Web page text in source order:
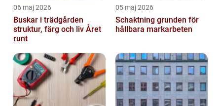
06 maj 2026
Buskar i trädgården
struktur, färg och liv Året
runt
05 maj 2026
Schaktning grunden för
hållbara markarbeten